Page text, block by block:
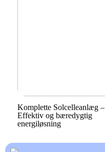
Komplette Solcelleanlæg –
Effektiv og bæredygtig
energiløsning